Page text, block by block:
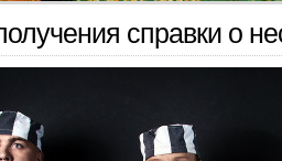
справки о